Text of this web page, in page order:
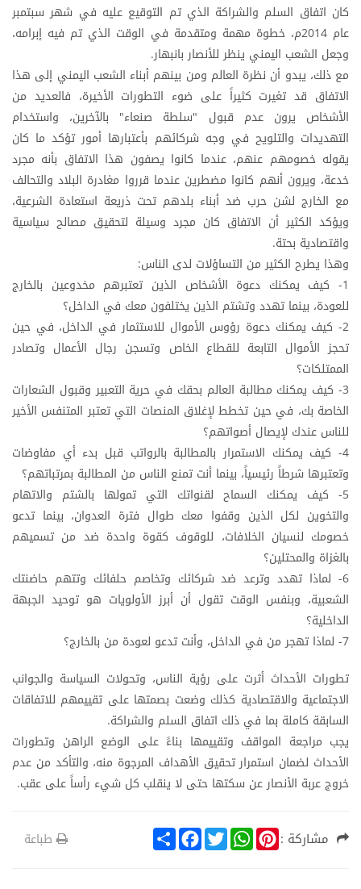
كان اتفاق السلم والشراكة الذي تم التوقيع عليه في شهر سبتمبر
عام 2014م، خطوة مهمة ومتقدمة في الوقت الذي تم فيه إبرامه،
وجعل الشعب اليمني ينظر للأنصار بانبهار.
مع ذلك، يبدو أن نظرة العالم ومن بينهم أبناء الشعب اليمني إلى هذا
الاتفاق قد تغيرت كثيراً على ضوء التطورات الأخيرة، فالعديد من
الأشخاص يرون عدم قبول "سلطة صنعاء" بالآخرين، واستخدام
التهديدات والتلويح في وجه شركائهم بأعتبارها أمور تؤكد ما كان
يقوله خصومهم عنهم، عندما كانوا يصفون هذا الاتفاق بأنه مجرد
خدعة، ويرون أنهم كانوا مضطرين عندما قرروا مغادرة البلاد والتحالف
مع الخارج لشن حرب ضد أبناء بلدهم تحت ذريعة استعادة الشرعية،
ويؤكد الكثير أن الاتفاق كان مجرد وسيلة لتحقيق مصالح سياسية
واقتصادية بحتة.
وهذا يطرح الكثير من التساؤلات لدى الناس:
1- كيف يمكنك دعوة الأشخاص الذين تعتبرهم مخدوعين بالخارج
للعودة، بينما تهدد وتشتم الذين يختلفون معك في الداخل؟
2- كيف يمكنك دعوة رؤوس الأموال للاستثمار في الداخل، في حين
تحجز الأموال التابعة للقطاع الخاص وتسجن رجال الأعمال وتصادر
الممتلكات؟
3- كيف يمكنك مطالبة العالم بحقك في حرية التعبير وقبول الشعارات
الخاصة بك، في حين تخطط لإغلاق المنصات التي تعتبر المتنفس الأخير
للناس عندك لإيصال أصواتهم؟
4- كيف يمكنك الاستمرار بالمطالبة بالرواتب قبل بدء أي مفاوضات
وتعتبرها شرطاً رئيسياً، بينما أنت تمنع الناس من المطالبة بمرتباتهم؟
5- كيف يمكنك السماح لقنواتك التي تمولها بالشتم والاتهام
والتخوين لكل الذين وقفوا معك طوال فترة العدوان، بينما تدعو
خصومك لنسيان الخلافات، للوقوف كقوة واحدة ضد من تسميهم
بالغزاة والمحتلين؟
6- لماذا تهدد وترعد ضد شركائك وتخاصم حلفائك وتتهم حاضنتك
الشعبية، وبنفس الوقت تقول أن أبرز الأولويات هو توحيد الجبهة
الداخلية؟
7- لماذا تهجر من في الداخل، وأنت تدعو لعودة من بالخارج؟
تطورات الأحداث أثرت على رؤية الناس، وتحولات السياسة والجوانب
الاجتماعية والاقتصادية كذلك وضعت بصمتها على تقييمهم للاتفاقات
السابقة كاملة بما في ذلك اتفاق السلم والشراكة.
يجب مراجعة المواقف وتقييمها بناءً على الوضع الراهن وتطورات
الأحداث لضمان استمرار تحقيق الأهداف المرجوة منه، والتأكد من عدم
خروج عربة الأنصار عن سكتها حتى لا ينقلب كل شيء رأساً على عقب.
مشاركة : S
h
F
a
T
w
W
h
P
i طباعة